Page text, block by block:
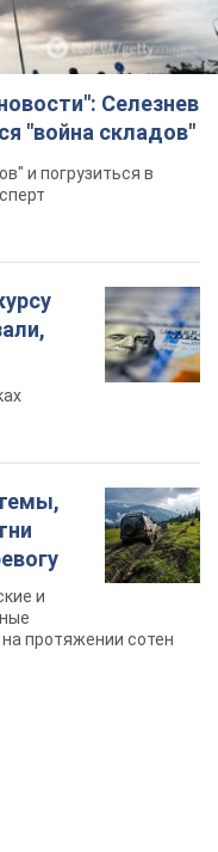
Селезнев
"война складов"
и погрузиться в
и
протяжении сотен